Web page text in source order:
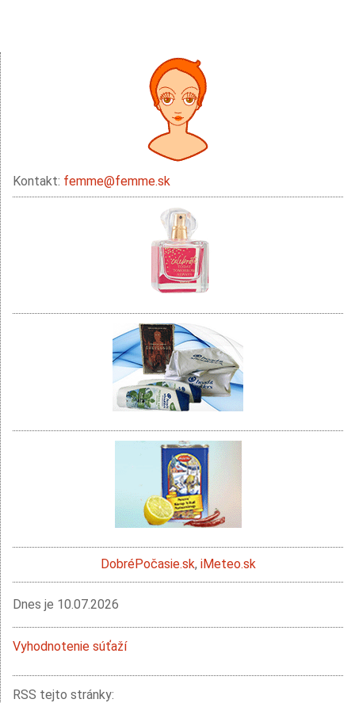
Kontakt: femme@femme.sk
DobréPočasie.sk, iMeteo.sk
Dnes je 10.07.2026
Vyhodnotenie súťaží
RSS tejto stránky: